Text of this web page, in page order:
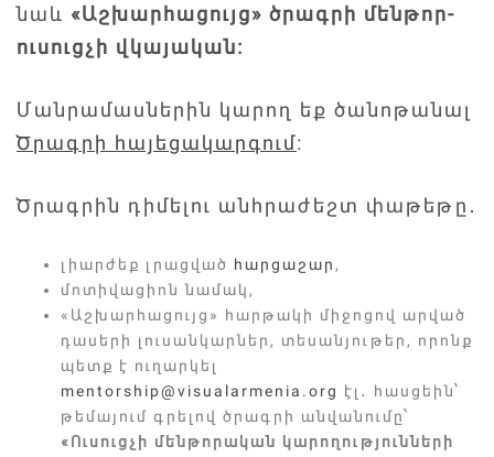
նաև «Աշխարհացույց» ծրագրի մենթոր-
ուսուցչի վկայական։
Մանրամասներին կարող եք ծանոթանալ
Ծրագրի հայեցակարգում։
Ծրագրին դիմելու անհրաժեշտ փաթեթը․
լիարժեք լրացված հարցաշար ,
մոտիվացիոն նամակ,
«Աշխարհացույց» հարթակի միջոցով արված
դասերի լուսանկարներ, տեսանյութեր, որոնք
պետք է ուղարկել
mentorship@visualarmenia.org էլ․ հասցեին՝
թեմայում գրելով ծրագրի անվանումը՝
«Ուսուցչի մենթորական կարողությունների